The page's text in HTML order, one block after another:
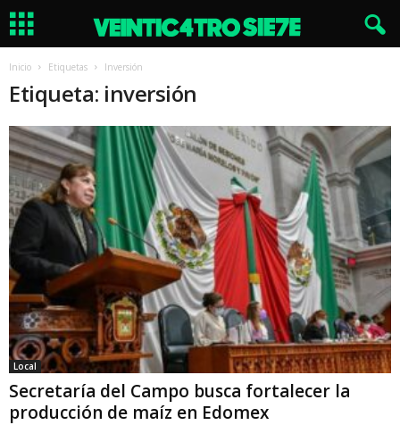
Inicio Etiquetas Inversión
Etiqueta: inversión
Local
Secretaría del Campo busca fortalecer la
producción de maíz en Edomex